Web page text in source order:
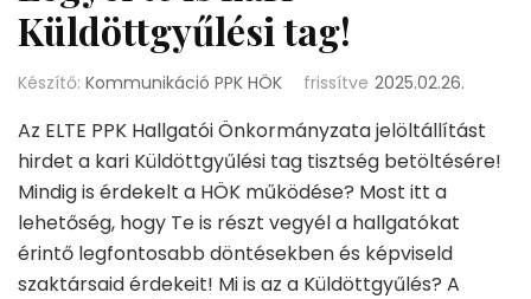
Küldöttgyűlési tag!
Készítő: Kommunikáció PPK HÖK frissítve 2025.02.26.
Az ELTE PPK Hallgatói Önkormányzata jelöltállítást
hirdet a kari Küldöttgyűlési tag tisztség betöltésére!
Mindig is érdekelt a HÖK működése? Most itt a
lehetőség, hogy Te is részt vegyél a hallgatókat
érintő legfontosabb döntésekben és képviseld
szaktársaid érdekeit! Mi is az a Küldöttgyűlés? A